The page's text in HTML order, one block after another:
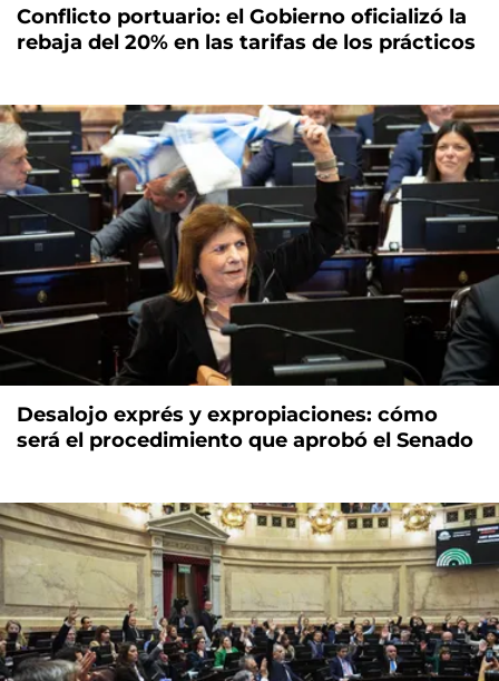
Conflicto portuario: el Gobierno oficializó la
rebaja del 20% en las tarifas de los prácticos
Desalojo exprés y expropiaciones: cómo
será el procedimiento que aprobó el Senado